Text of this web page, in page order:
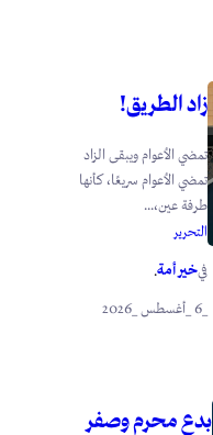
زاد الطريق!
تمضي الأعوام ويبقى الزاد
تمضي الأعوام سريعًا، كأنها
طرفة عين،...
التحرير
فيخير أمة.
بدع محرم وصفر